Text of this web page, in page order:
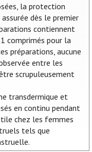
la protection
dès le premier
contiennent
comprimés pour la
préparations, aucune
entre les
scrupuleusement
transdermique et
en continu pendant
chez les femmes
tels que